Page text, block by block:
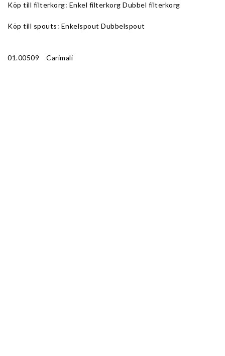
Köp till filterkorg: Enkel filterkorg Dubbel filterkorg
Köp till spouts: Enkelspout Dubbelspout
01.00509    Carimali